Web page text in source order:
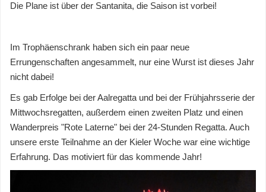
Die Plane ist über der Santanita, die Saison ist vorbei!
Im Trophäenschrank haben sich ein paar neue
Errungenschaften angesammelt, nur eine Wurst ist dieses Jahr
nicht dabei!
Es gab Erfolge bei der Aalregatta und bei der Frühjahrsserie der
Mittwochsregatten, außerdem einen zweiten Platz und einen
Wanderpreis "Rote Laterne" bei der 24-Stunden Regatta. Auch
unsere erste Teilnahme an der Kieler Woche war eine wichtige
Erfahrung. Das motiviert für das kommende Jahr!